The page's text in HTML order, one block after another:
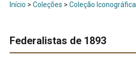
Início > Coleções > Coleção Iconográfica
Federalistas de 1893